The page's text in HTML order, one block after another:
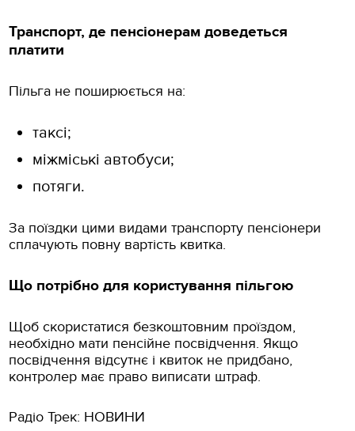
Транспорт, де пенсіонерам доведеться
платити
Пільга не поширюється на:
таксі;
міжміські автобуси;
потяги.
За поїздки цими видами транспорту пенсіонери
сплачують повну вартість квитка.
Що потрібно для користування пільгою
Щоб скористатися безкоштовним проїздом,
необхідно мати пенсійне посвідчення. Якщо
посвідчення відсутнє і квиток не придбано,
контролер має право виписати штраф.
Радіо Трек: НОВИНИ